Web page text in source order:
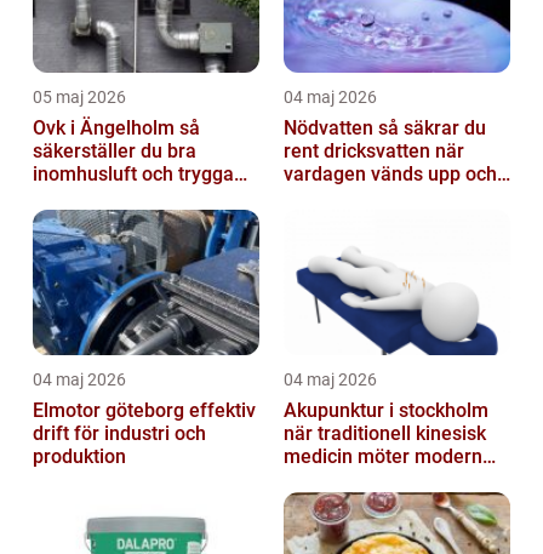
05 maj 2026
Ovk i Ängelholm så
säkerställer du bra
inomhusluft och trygga
04 maj 2026
Nödvatten så säkrar du
rent dricksvatten när
vardagen vänds upp och
04 maj 2026
Elmotor göteborg effektiv
drift för industri och
produktion
04 maj 2026
Akupunktur i stockholm
när traditionell kinesisk
medicin möter modern